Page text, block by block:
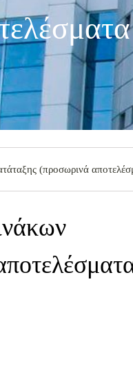
(προσωρινά